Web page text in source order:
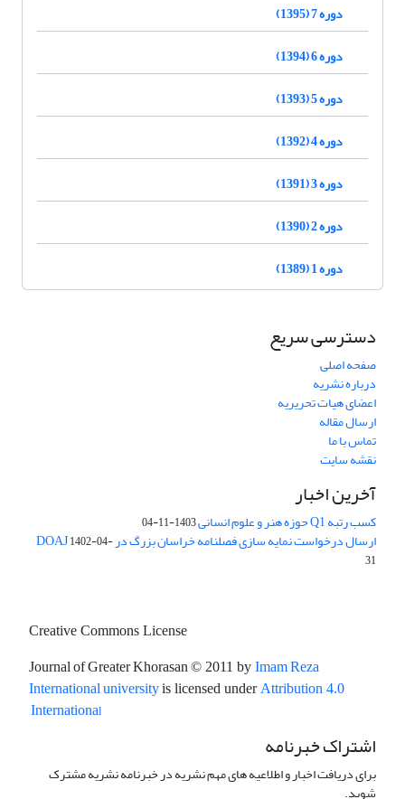
دوره 7 (1395)
دوره 6 (1394)
دوره 5 (1393)
دوره 4 (1392)
دوره 3 (1391)
دوره 2 (1390)
دوره 1 (1389)
دسترسی سریع
صفحه اصلی
درباره نشریه
اعضای هیات تحریریه
ارسال مقاله
تماس با ما
نقشه سایت
آخرین اخبار
کسب رتبه Q1 حوزه هنر و علوم انسانی 1403-11-04
ارسال درخواست نمایه سازی فصلنامه خراسان بزرگ در DOAJ1402-04-
31
Creative Commons License
Journal of Greater Khorasan© 2011 by Imam Reza
International universityis licensed under Attribution 4.0
International
اشتراک خبرنامه
برای دریافت اخبار و اطلاعیه های مهم نشریه در خبرنامه نشریه مشترک
شوید.